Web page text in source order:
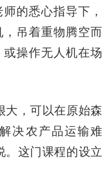
的悉心指导下，
吊着重物腾空而
操作无人机在场
，可以在原始森
决农产品运输难
。这门课程的设立